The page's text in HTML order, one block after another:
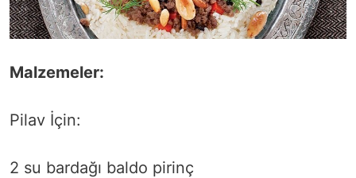
Malzemeler:
Pilav İçin:
2 su bardağı baldo pirinç